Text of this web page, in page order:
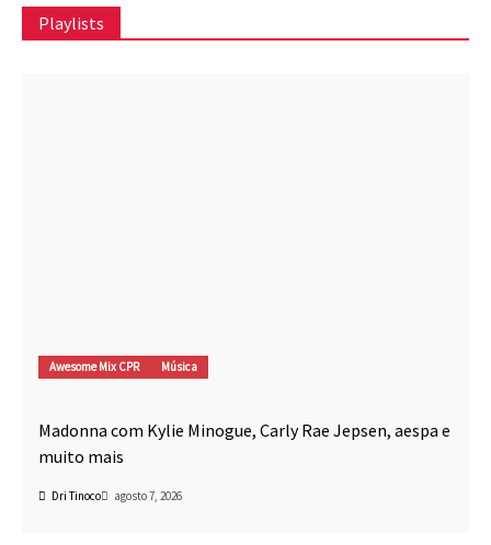
Playlists
Awesome Mix CPR Música
Madonna com Kylie Minogue, Carly Rae Jepsen, aespa e
muito mais
Dri Tinoco agosto 7, 2026